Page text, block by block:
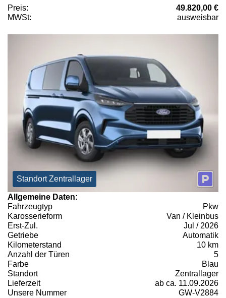
Preis:
49.820,00 €
MWSt:
ausweisbar
Standort Zentrallager
Allgemeine Daten:
Fahrzeugtyp
Pkw
Karosserieform
Van / Kleinbus
Erst-Zul.
Jul / 2026
Getriebe
Automatik
Kilometerstand
10 km
Anzahl der Türen
5
Farbe
Blau
Standort
Zentrallager
Lieferzeit
ab ca. 11.09.2026
Unsere Nummer
GW-V2884